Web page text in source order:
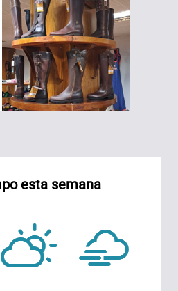
esta semana